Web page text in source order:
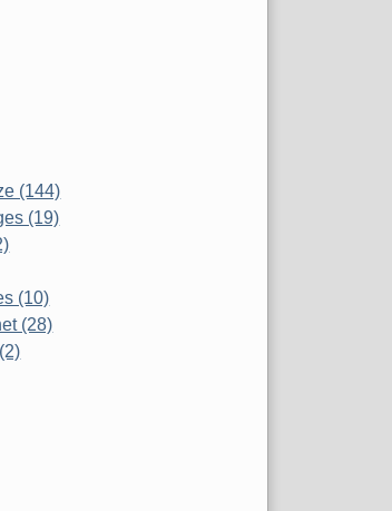
(144)
(19)
(10)
(28)